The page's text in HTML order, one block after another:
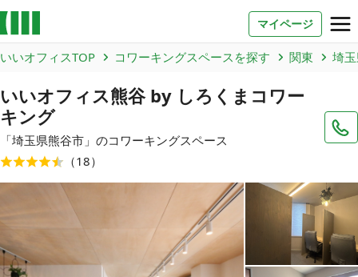
マイページ
よくあるご質問
法人での利用
店舗オーナー様へ
いいオフィス（コワーキングスペース）
FCオーナー募集
いいオフィスTOP コワーキングスペースを探す 関東 埼
いいオフィス熊谷 by しろくまコワー
キング
「埼玉県熊谷市 」のコワーキングスペース
（18）